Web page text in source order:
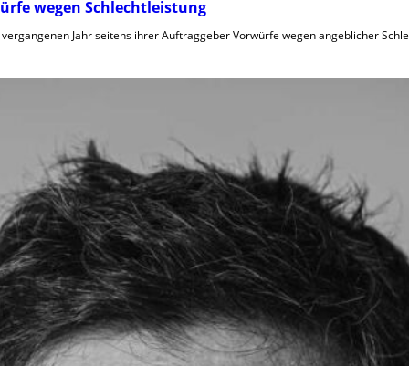
wegen Schlechtleistung
Jahr seitens ihrer Auftraggeber Vorwürfe wegen angeblicher